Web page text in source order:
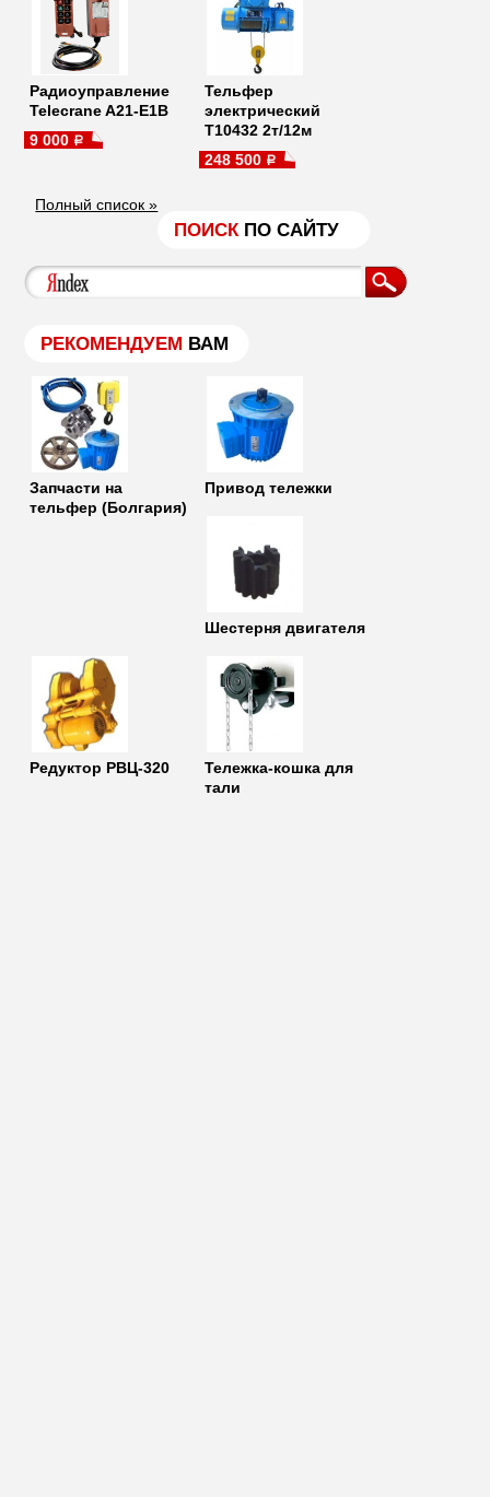
Радиоуправление
Telecrane A21-E1B
9 000 a
Тельфер
электрический
Т10432 2т/12м
248 500 a
Полный список »
ПОИСКПО САЙТУ
РЕКОМЕНДУЕМ ВАМ
Запчасти на
тельфер (Болгария)
Привод тележки
Шестерня двигателя
Редуктор РВЦ-320
Тележка-кошка для
тали